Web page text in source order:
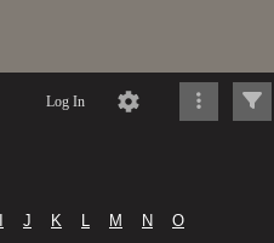
Log In
J K L M N
O